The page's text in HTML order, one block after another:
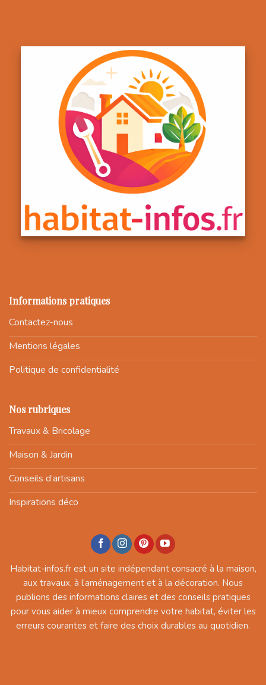
Informations pratiques
Contactez-nous
Mentions légales
Politique de confidentialité
Nos rubriques
Travaux & Bricolage
Maison & Jardin
Conseils d’artisans
Inspirations déco
Habitat-infos.fr est un site indépendant consacré à la maison,
aux travaux, à l’aménagement et à la décoration. Nous
publions des informations claires et des conseils pratiques
pour vous aider à mieux comprendre votre habitat, éviter les
erreurs courantes et faire des choix durables au quotidien.